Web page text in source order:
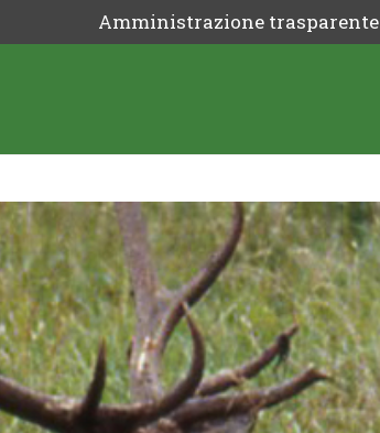
Amministrazione trasparente